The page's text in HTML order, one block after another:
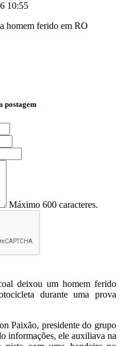
10:55
postagem
Máximo 600 caracteres.
deixou um homem ferido
durante uma prova
Paixão, presidente do grupo
informações, ele auxiliava na